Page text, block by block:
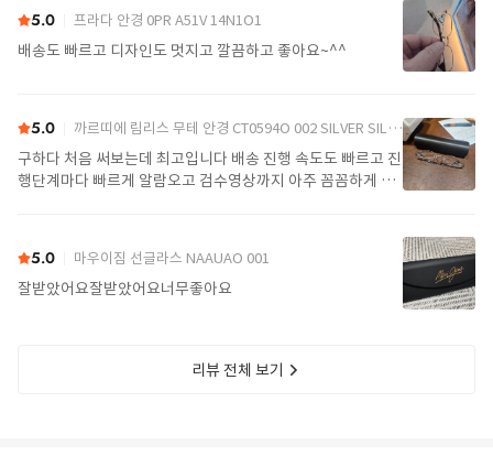
5.0 프라다 안경 0PR A51V 14N1O1
배송도 빠르고 디자인도 멋지고 깔끔하고 좋아요~^^
5.0 까르띠에 림리스 무테 안경 CT0594O 002 SILVER SILVER TRANSPARENT
구하다 처음 써보는데 최고입니다 배송 진행 속도도 빠르고 진
행단계마다 빠르게 알람오고 검수영상까지 아주 꼼꼼하게 찍
5.0 마우이짐 선글라스 NAAUAO 001
잘받았어요잘받았어요너무좋아요
리뷰 전체 보기